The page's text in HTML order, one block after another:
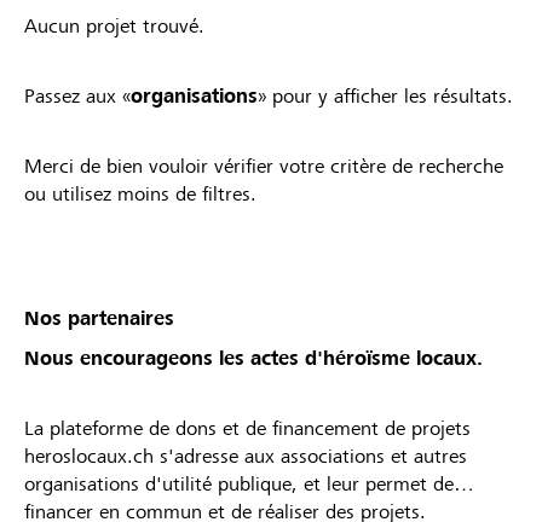
Aucun projet trouvé.
Passez aux «organisations» pour y afficher les résultats.
Merci de bien vouloir vérifier votre critère de recherche
ou utilisez moins de filtres.
Nos partenaires
Nous encourageons les actes d'héroïsme locaux.
La plateforme de dons et de financement de projets
heroslocaux.ch s'adresse aux associations et autres
organisations d'utilité publique, et leur permet de
financer en commun et de réaliser des projets.